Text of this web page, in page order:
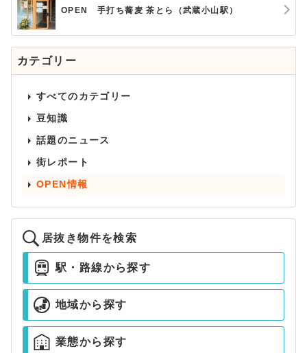
OPEN 手打ち蕎麦 茶とら（武蔵小山駅）
カテゴリー
すべてのカテゴリー
豆知識
話題のニュース
街レポート
OPEN情報
居抜き物件を検索
駅・路線から探す
地域から探す
業態から探す